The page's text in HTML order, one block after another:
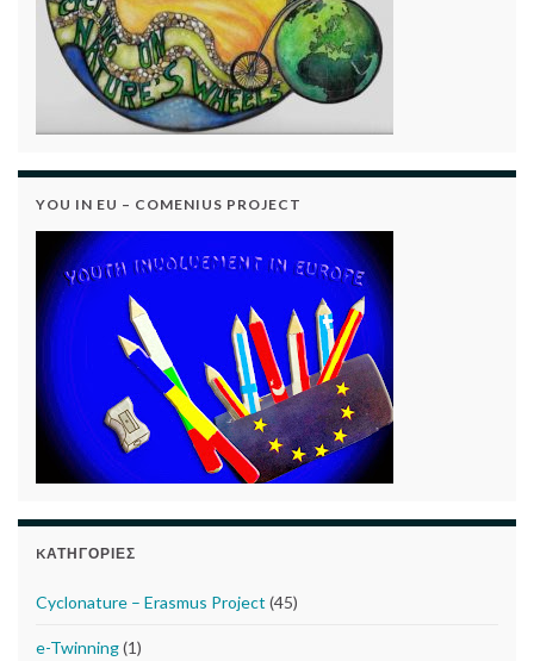
YOU IN EU – COMENIUS PROJECT
KΑΤΗΓΟΡΊΕΣ
Cyclonature – Erasmus Project (45)
e-Twinning(1)